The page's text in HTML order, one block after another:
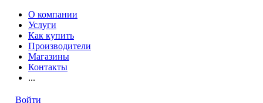
О компании
Услуги
Как купить
Производители
Магазины
Контакты
...
Войти